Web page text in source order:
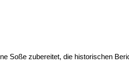
Soße zubereitet, die historischen